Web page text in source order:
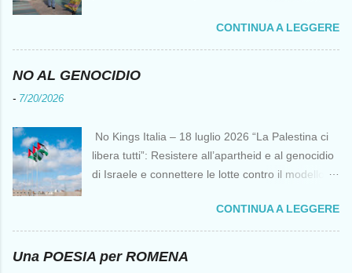
di cantierizzazione veneziane divennero preziose
per tutti i crociati diretti a Gerusalemme. Proprio
le crociate fornirono ai veneziani l’occasione per
del Duecento. Dal XIII al XV secolo Venezia
continuò ad avere un ruolo fondamentale nei
rapporti tra l’Europa e l’Oriente, ruolo che si
nemiche più battagliere di Venezia. FLOTILLA Un
CONTINUA A LEGGERE
NO AL GENOCIDIO
- 7/20/2026
No Kings Italia – 18 luglio 2026 “La Palestina ci
libera tutti”: Resistere all’apartheid e al genocidio
di Israele e connettere le lotte contro il modello
Bandiere palestinesi presso il Mausoleo di Yasser
Arafat alla Muqata'a La “totale impunità ” di
Israele ha dato inizio a un’“era del diritto del più
forte ” senza precedenti da decenni,
CONTINUA A LEGGERE
Una POESIA per ROMENA